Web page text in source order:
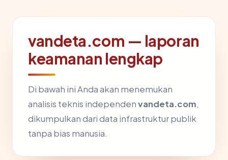
vandeta.com — laporan
keamanan lengkap
Di bawah ini Anda akan menemukan
analisis teknis independenvandeta.com,
dikumpulkan dari data infrastruktur publik
tanpa bias manusia.